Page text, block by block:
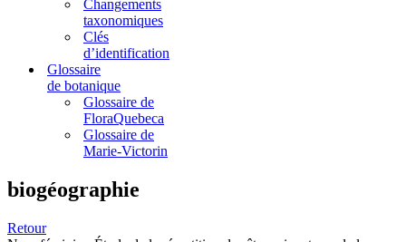
Changements
taxonomiques
Clés
d’identification
Glossaire
de botanique
Glossaire de
FloraQuebeca
Glossaire de
Marie-Victorin
biogéographie
Retour